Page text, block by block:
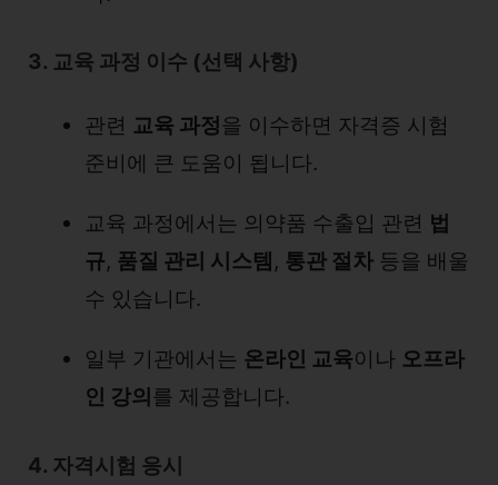
3. 교육 과정 이수 (선택 사항)
관련 교육 과정을 이수하면 자격증 시험
준비에 큰 도움이 됩니다.
교육 과정에서는 의약품 수출입 관련 법
규, 품질 관리 시스템 , 통관 절차 등을 배울
수 있습니다.
일부 기관에서는 온라인 교육이나 오프라
인 강의 를 제공합니다.
4. 자격시험 응시